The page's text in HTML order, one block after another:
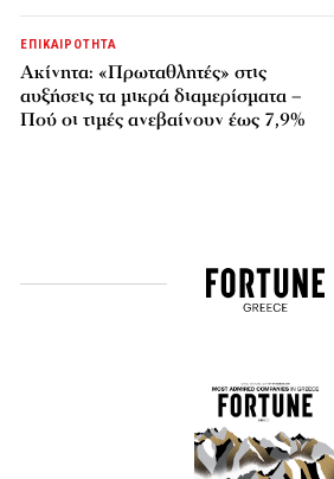
ΕΠΙΚΑΙΡΟΤΗΤΑ
Ακίνητα: «Πρωταθλητές» στις
αυξήσεις τα μικρά διαμερίσματα –
Πού οι τιμές ανεβαίνουν έως 7,9%